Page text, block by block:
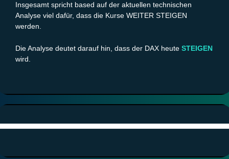
Insgesamt spricht based auf der aktuellen technischen
Analyse viel dafür, dass die Kurse WEITER STEIGEN
werden.
Die Analyse deutet darauf hin, dass der DAX heute STEIGEN
wird.